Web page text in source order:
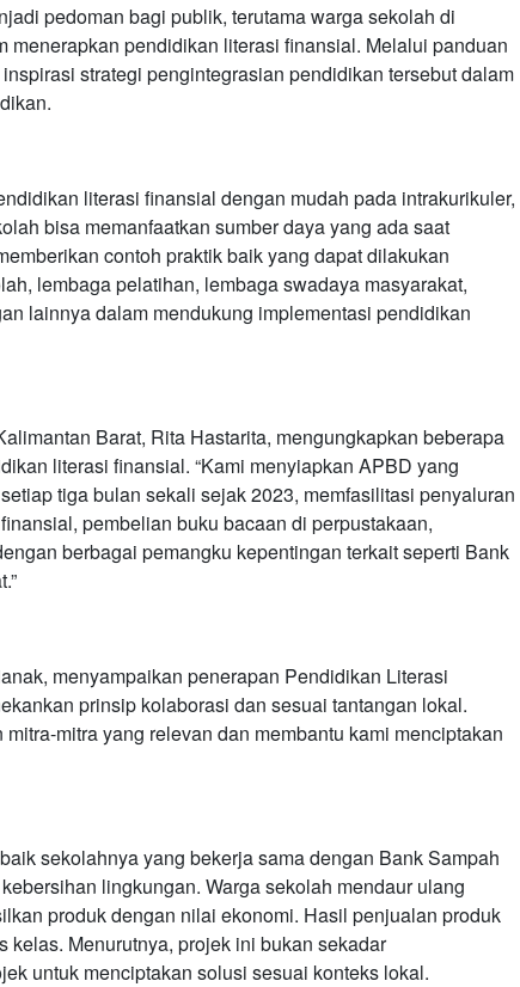
pedoman bagi publik, terutama warga sekolah di
menerapkan pendidikan literasi finansial. Melalui panduan
strategi pengintegrasian pendidikan tersebut dalam
literasi finansial dengan mudah pada intrakurikuler,
bisa memanfaatkan sumber daya yang ada saat
contoh praktik baik yang dapat dilakukan
lembaga pelatihan, lembaga swadaya masyarakat,
lainnya dalam mendukung implementasi pendidikan
Barat, Rita Hastarita, mengungkapkan beberapa
literasi finansial. “Kami menyiapkan APBD yang
setiap tiga bulan sekali sejak 2023, memfasilitasi penyaluran
pembelian buku bacaan di perpustakaan,
berbagai pemangku kepentingan terkait seperti Bank
menyampaikan penerapan Pendidikan Literasi
prinsip kolaborasi dan sesuai tantangan lokal.
mitra yang relevan dan membantu kami menciptakan
sekolahnya yang bekerja sama dengan Bank Sampah
lingkungan. Warga sekolah mendaur ulang
produk dengan nilai ekonomi. Hasil penjualan produk
kelas. Menurutnya, projek ini bukan sekadar
untuk menciptakan solusi sesuai konteks lokal.